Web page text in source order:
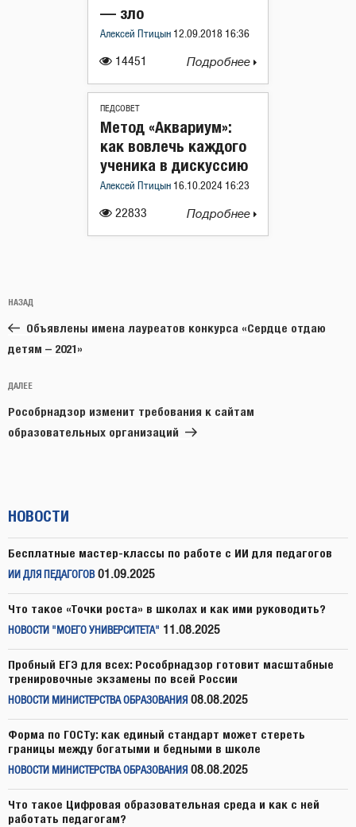
14451
— зло
Алексей Птицын 12.09.2018 16:36
Подробнее
ПЕДСОВЕТ
22833
Метод «Аквариум»:
как вовлечь каждого
ученика в дискуссию
Алексей Птицын 16.10.2024 16:23
Подробнее
по
записям
Предыдущая
запись:
НАЗАД
Объявлены имена лауреатов конкурса «Сердце отдаю
детям – 2021»
Следующая
запись
ДАЛЕЕ
Рособрнадзор изменит требования к сайтам
образовательных организаций
НОВОСТИ
Бесплатные мастер-классы по работе с ИИ для педагогов
ИИ ДЛЯ ПЕДАГОГОВ 01.09.2025
Что такое «Точки роста» в школах и как ими руководить?
НОВОСТИ "МОЕГО УНИВЕРСИТЕТА" 11.08.2025
Пробный ЕГЭ для всех: Рособрнадзор готовит масштабные
тренировочные экзамены по всей России
НОВОСТИ МИНИСТЕРСТВА ОБРАЗОВАНИЯ 08.08.2025
Форма по ГОСТу: как единый стандарт может стереть
границы между богатыми и бедными в школе
НОВОСТИ МИНИСТЕРСТВА ОБРАЗОВАНИЯ 08.08.2025
Что такое Цифровая образовательная среда и как с ней
работать педагогам?